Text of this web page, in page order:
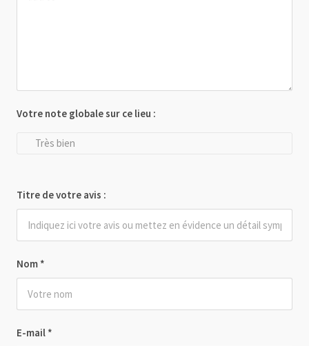
Nom *
E-mail *
Votre note globale sur ce lieu :
Très bien
Titre de votre avis :